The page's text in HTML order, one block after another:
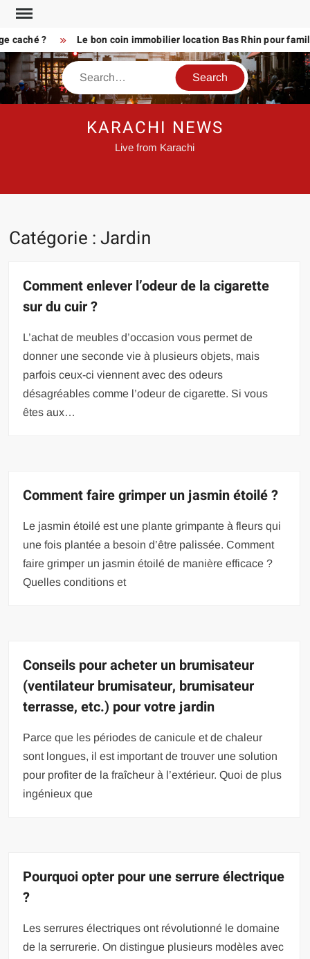
Skip
content
? Le bon coin immobilier location Bas Rhin pour
Search
KARACHI NEWS
Live from Karachi
Catégorie :Jardin
Comment enlever l’odeur de la cigarette
sur du cuir ?
L’achat de meubles d’occasion vous permet de
donner une seconde vie à plusieurs objets, mais
parfois ceux-ci viennent avec des odeurs
désagréables comme l’odeur de cigarette. Si vous
êtes aux…
Comment faire grimper un jasmin étoilé ?
Le jasmin étoilé est une plante grimpante à fleurs qui
une fois plantée a besoin d’être palissée. Comment
faire grimper un jasmin étoilé de manière efficace ?
Quelles conditions et
Conseils pour acheter un brumisateur
(ventilateur brumisateur, brumisateur
terrasse, etc.) pour votre jardin
Parce que les périodes de canicule et de chaleur
sont longues, il est important de trouver une solution
pour profiter de la fraîcheur à l’extérieur. Quoi de plus
ingénieux que
Pourquoi opter pour une serrure électrique
?
Les serrures électriques ont révolutionné le domaine
de la serrurerie. On distingue plusieurs modèles avec